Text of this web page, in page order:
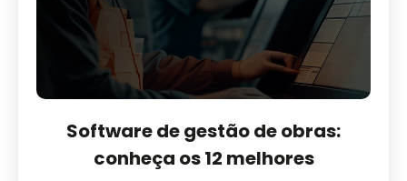
Software de gestão de obras:
conheça os 12 melhores